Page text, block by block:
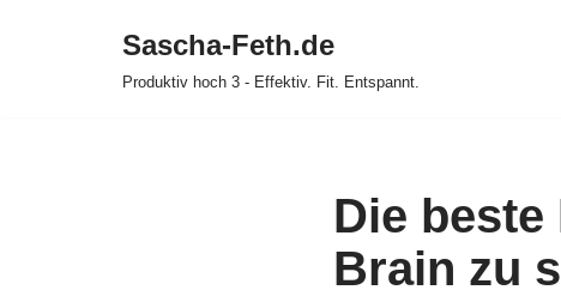
Sascha-Feth.de
Produktiv hoch 3 - Effektiv. Fit. Entspannt.
Die
Brain zu